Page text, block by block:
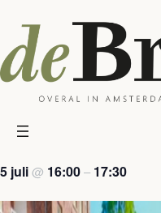
naar
de
inhoud
5 juli@ 16:00– 17:30